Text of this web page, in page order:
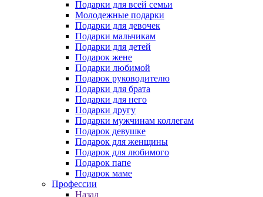
Подарки для всей семьи
Молодежные подарки
Подарки для девочек
Подарки мальчикам
Подарки для детей
Подарок жене
Подарки любимой
Подарок руководителю
Подарки для брата
Подарки для него
Подарки другу
Подарки мужчинам коллегам
Подарок девушке
Подарок для женщины
Подарок для любимого
Подарок папе
Подарок маме
Профессии
Назад